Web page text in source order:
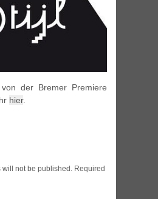
der Bremer Premiere
hier.
not be published. Required